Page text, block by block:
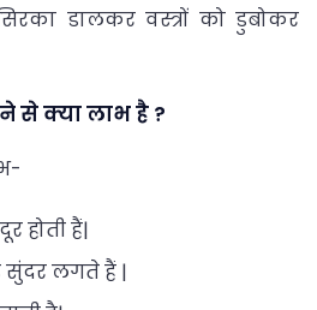
डालकर वस्त्रों को डुबोकर
से क्या लाभ है ?
होती हैं|
सुंदर लगते हैं |